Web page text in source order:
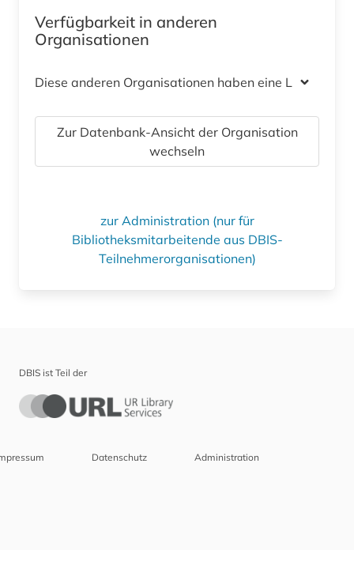
Verfügbarkeit in anderen
Organisationen
Diese anderen Organisationen haben eine Lizenz
Zur Datenbank-Ansicht der Organisation
wechseln
zur Administration (nur für
Bibliotheksmitarbeitende aus DBIS-
Teilnehmerorganisationen)
DBIS ist Teil der
Datenschutz Administration